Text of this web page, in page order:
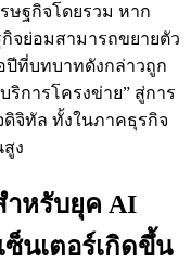
ษฐกิจโดยรวม หาก
จย่อมสามารถขยายตัว
ปีที่บทบาทดังกล่าวถูก
ริการโครงข่าย” สู่การ
ดิจิทัล ทั้งในภาคธุรกิจ
ง
ำหรับยุค AI
ซ็นเตอร์เกิดขึ้น